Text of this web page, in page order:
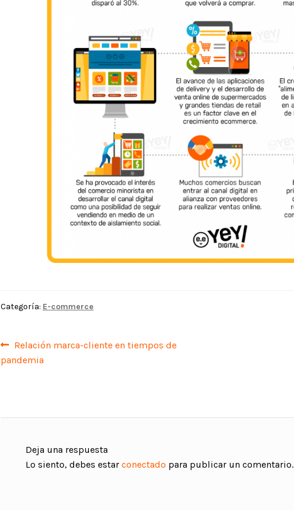
Categoría: E-commerce
Navegación
de
Anterior:
Relación marca-cliente en tiempos de
pandemia
Deja una respuesta
Lo siento, debes estar conectado para publicar un comentario.